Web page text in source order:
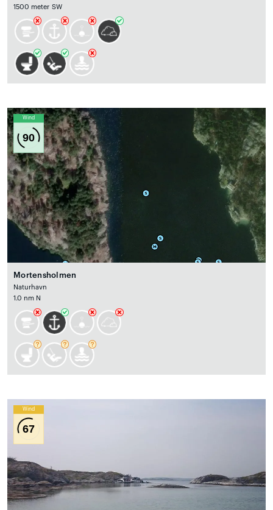
1500 meter SW
Wind
90
Mortensholmen
Naturhavn
1.0 nm N
Wind
67